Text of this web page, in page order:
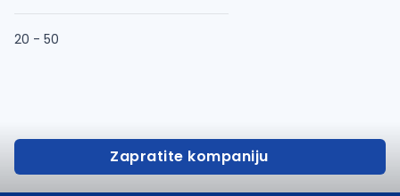
20 - 50
Zapratite kompaniju